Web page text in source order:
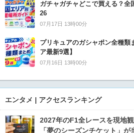
ガチャガチャどこで買える？全
26
07月17日 13時00分
プリキュアのガシャポン全種類
ア最新9選】
07月16日 13時00分
エンタメ | アクセスランキング
2027年のF1全レースを現地
「夢のシーズンチケット」が